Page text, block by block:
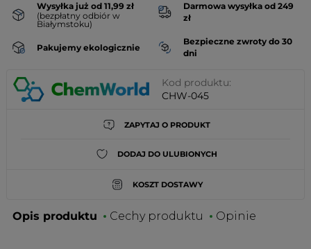
Wysyłka już od 11,99 zł
(bezpłatny odbiór w
Białymstoku)
Darmowa wysyłka od 249
zł
Pakujemy ekologicznie
Bezpieczne zwroty do 30
dni
Kod produktu:
CHW-045
ZAPYTAJ O PRODUKT
DODAJ DO ULUBIONYCH
KOSZT DOSTAWY
Opis produktu Cechy produktu Opinie